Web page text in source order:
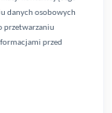
danych osobowych
przetwarzaniu
przed